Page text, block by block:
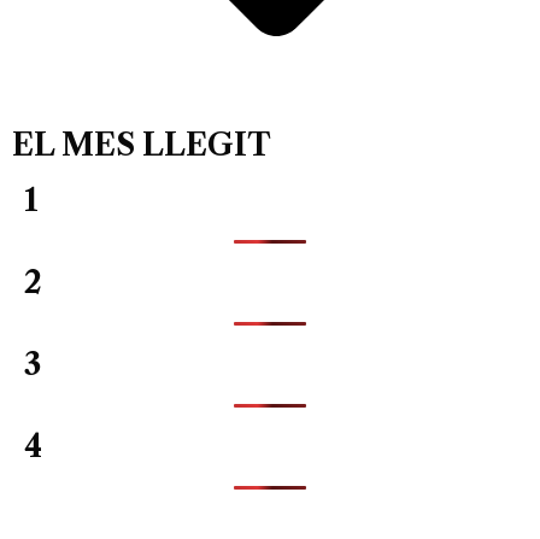
EL MES LLEGIT
1
2
3
4